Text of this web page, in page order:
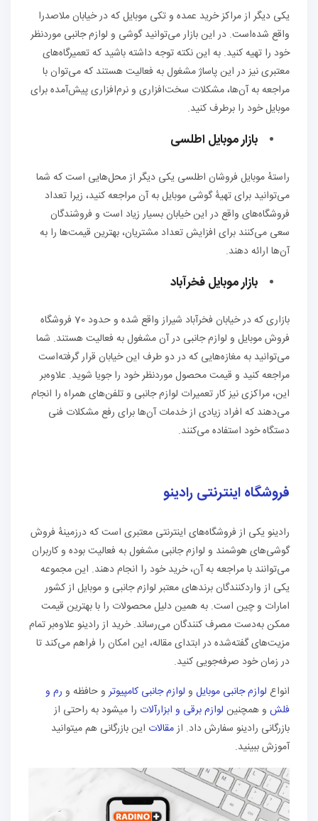
یکی دیگر از مراکز خرید عمده و تکی موبایل که در خیابان ملاصدرا
واقع شده‌است. در این بازار می‌توانید گوشی و لوازم جانبی موردنظر
خود را تهیه کنید. به این نکته توجه داشته باشید که تعمیرگاه‌های
معتبری نیز در این پاساژ مشغول به فعالیت هستند که می‌توان با
مراجعه به آن‌ها، مشکلات سخت‌افزاری و نرم‌افزاری پیش‌آمده برای
موبایل خود را برطرف کنید.
بازار موبایل اطلسی
راستهٔ موبایل فروشان اطلسی یکی دیگر از محل‌هایی است که شما
می‌توانید برای تهیهٔ گوشی موبایل به آن مراجعه کنید، زیرا تعداد
فروشگاه‌های واقع در این خیابان بسیار زیاد است و فروشندگان
سعی می‌کنند برای افزایش تعداد مشتریان، بهترین قیمت‌ها را به
آن‌ها ارائه دهند.
بازار موبایل فخرآباد
بازاری که در خیابان فخرآباد شیراز واقع شده و حدود 70 فروشگاه
فروش موبایل و لوازم جانبی در آن مشغول به فعالیت هستند. شما
می‌توانید به مغازه‌هایی که در دو طرف این خیابان قرار گرفته‌است
مراجعه کنید و قیمت محصول موردنظر خود را جویا شوید. علاوه‌بر
این، مراکزی نیز کار تعمیرات لوازم جانبی و تلفن‌های همراه را انجام
می‌دهند که افراد زیادی از خدمات آن‌ها برای رفع مشکلات فنی
دستگاه خود استفاده می‌کنند.
فروشگاه اینترنتی رادینو
رادینو یکی از فروشگاه‌های اینترنتی معتبری است که درزمینهٔ فروش
گوشی‌های هوشمند و لوازم جانبی مشغول به فعالیت بوده و کاربران
می‌توانند با مراجعه به آن، خرید خود را انجام دهند. این مجموعه
یکی از واردکنندگان برندهای معتبر لوازم جانبی و موبایل از کشور
امارات و چین است. به همین دلیل محصولات را با بهترین قیمت
ممکن به‌دست مصرف کنندگان می‌رساند. خرید از رادینو علاوه‌بر تمام
مزیت‌های گفته‌شده در ابتدای مقاله، این امکان را فراهم می‌کند تا
در زمان خود صرفه‌جویی کنید.
انواع لوازم جانبی موبایل و لوازم جانبی کامپیوتر و حافظه و رم و
فلش و همچنین لوازم برقی و ابزارآلات را میشود به راحتی از
بازرگانی رادینو سفارش داد. ازمقالات این بازرگانی هم میتوانید
آموزش ببینید.